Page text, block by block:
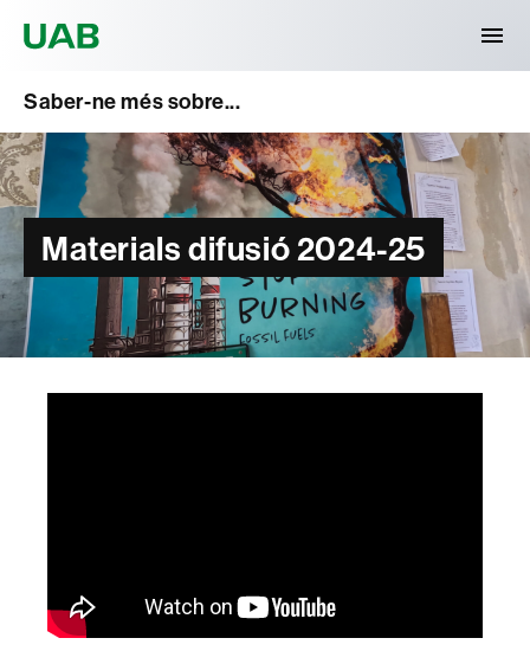
Saber-ne més sobre...
Materials difusió 2024-25